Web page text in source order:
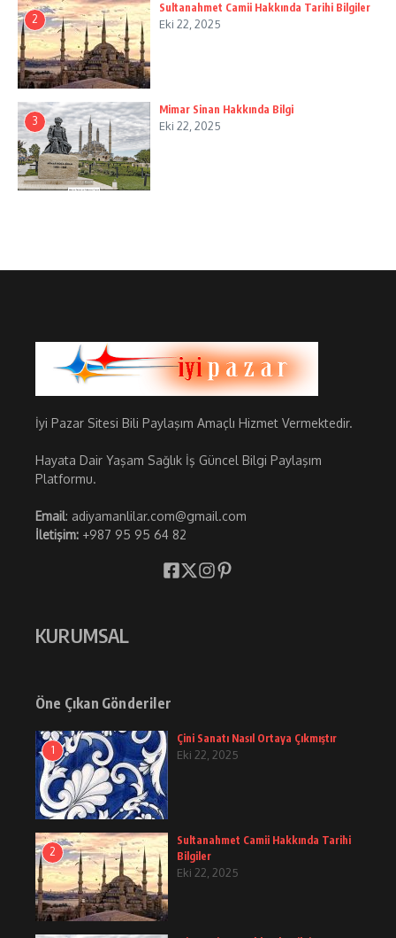
2
Sultanahmet Camii Hakkında Tarihi Bilgiler
Eki 22, 2025
3
Mimar Sinan Hakkında Bilgi
Eki 22, 2025
İyi Pazar Sitesi Bili Paylaşım Amaçlı Hizmet Vermektedir.
Hayata Dair Yaşam Sağlık İş Güncel Bilgi Paylaşım
Platformu.
Email: adiyamanlilar.com@gmail.com
İletişim: +987 95 95 64 82
KURUMSAL
Öne Çıkan Gönderiler
1
Çini Sanatı Nasıl Ortaya Çıkmıştır
Eki 22, 2025
2
Sultanahmet Camii Hakkında Tarihi
Bilgiler
Eki 22, 2025